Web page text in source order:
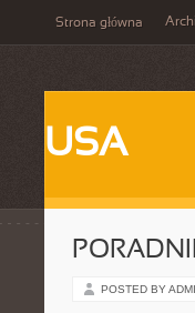
Strona główna
USA
POSTED BY